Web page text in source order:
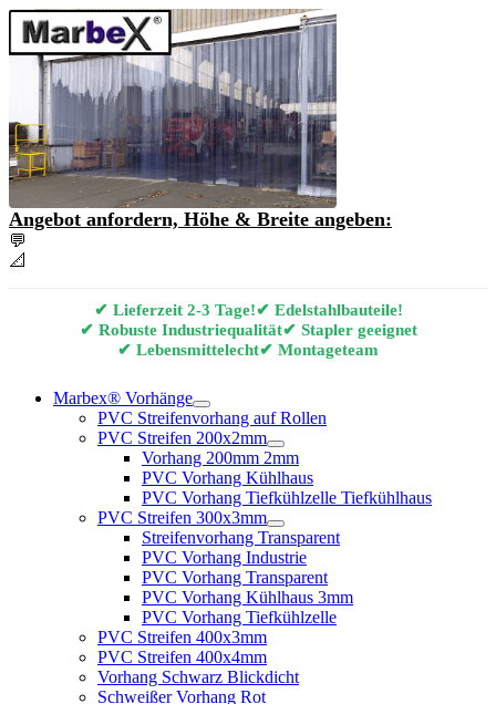
Angebot anfordern, Höhe & Breite angeben:
💬
📐
✔ Lieferzeit 2-3 Tage!✔ Edelstahlbauteile!
✔ Robuste Industriequalität✔ Stapler geeignet
✔ Lebensmittelecht✔ Montageteam
Marbex® Vorhänge
PVC Streifenvorhang auf Rollen
PVC Streifen 200x2mm
Vorhang 200mm 2mm
PVC Vorhang Kühlhaus
PVC Vorhang Tiefkühlzelle Tiefkühlhaus
PVC Streifen 300x3mm
Streifenvorhang Transparent
PVC Vorhang Industrie
PVC Vorhang Transparent
PVC Vorhang Kühlhaus 3mm
PVC Vorhang Tiefkühlzelle
PVC Streifen 400x3mm
PVC Streifen 400x4mm
Vorhang Schwarz Blickdicht
Schweißer Vorhang Rot